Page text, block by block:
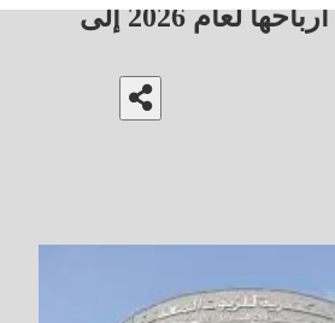
أموك ترفع توقعات أرباحها لعام 2026 إلى